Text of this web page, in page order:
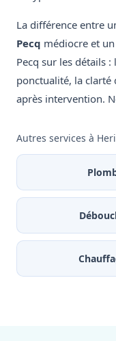
La différence entre
Pecq médiocre et
Pecq sur les détails
ponctualité, la
après intervention.
Autres services à